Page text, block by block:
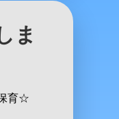
ま
育☆